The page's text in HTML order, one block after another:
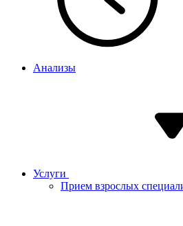
Анализы
Услуги
Прием взрослых